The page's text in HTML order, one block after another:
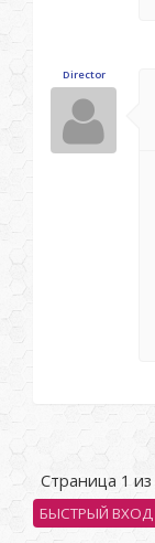
Director
Страница 1 из